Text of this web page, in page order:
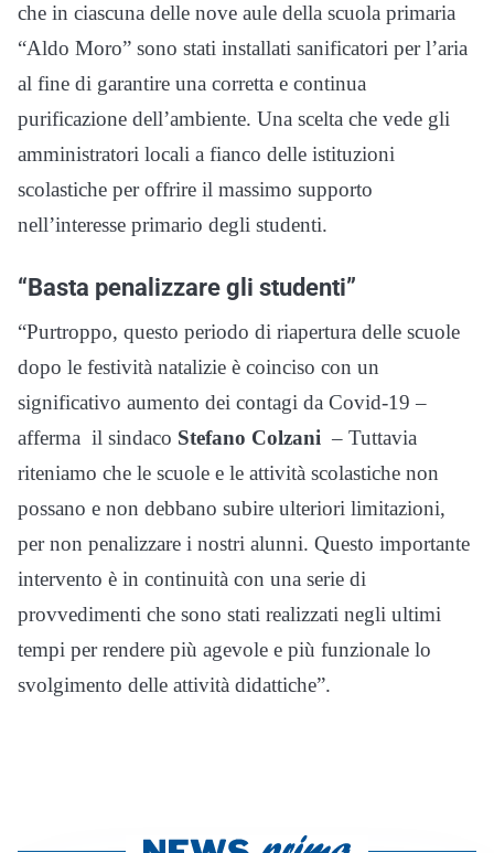
che in ciascuna delle nove aule della scuola primaria
“Aldo Moro” sono stati installati sanificatori per l’aria
al fine di garantire una corretta e continua
purificazione dell’ambiente. Una scelta che vede gli
amministratori locali a fianco delle istituzioni
scolastiche per offrire il massimo supporto
nell’interesse primario degli studenti.
“Basta penalizzare gli studenti”
“Purtroppo, questo periodo di riapertura delle scuole
dopo le festività natalizie è coinciso con un
significativo aumento dei contagi da Covid-19 –
afferma il sindaco Stefano Colzani – Tuttavia
riteniamo che le scuole e le attività scolastiche non
possano e non debbano subire ulteriori limitazioni,
per non penalizzare i nostri alunni. Questo importante
intervento è in continuità con una serie di
provvedimenti che sono stati realizzati negli ultimi
tempi per rendere più agevole e più funzionale lo
svolgimento delle attività didattiche”.